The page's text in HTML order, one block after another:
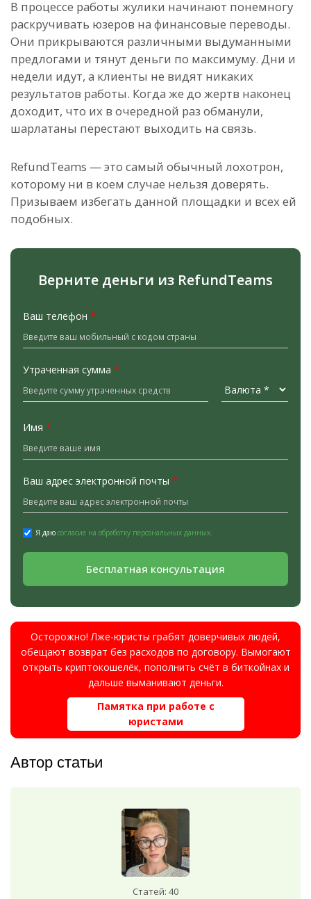
В процессе работы жулики начинают понемногу
раскручивать юзеров на финансовые переводы.
Они прикрываются различными выдуманными
предлогами и тянут деньги по максимуму. Дни и
недели идут, а клиенты не видят никаких
результатов работы. Когда же до жертв наконец
доходит, что их в очередной раз обманули,
шарлатаны перестают выходить на связь.
RefundTeams — это самый обычный лохотрон,
которому ни в коем случае нельзя доверять.
Призываем избегать данной площадки и всех ей
подобных.
Верните деньги из RefundTeams
Ваш телефон *
Утраченная сумма *
Имя *
Ваш адрес электронной почты *
Я даю согласие на обработку персональных данных.
Бесплатная консультация
Осторожно! Лже-юристы грабят доверчивых людей,
обещают возврат без расходов по договору. Вымогают
открыть криптокошелёк, пополнить счёт в биткойнах и
дальше выманивают деньги.
Памятка при работе с
юристами
Автор статьи
Статей: 40